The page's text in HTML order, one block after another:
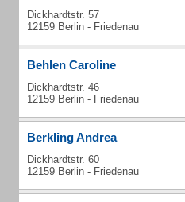
Dickhardtstr. 57
12159 Berlin - Friedenau
Behlen Caroline
Dickhardtstr. 46
12159 Berlin - Friedenau
Berkling Andrea
Dickhardtstr. 60
12159 Berlin - Friedenau